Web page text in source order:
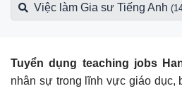
Việc làm Gia sư Tiếng Anh
Tuyển dụng teaching jobs
nhân sự trong lĩnh vực giáo dục,